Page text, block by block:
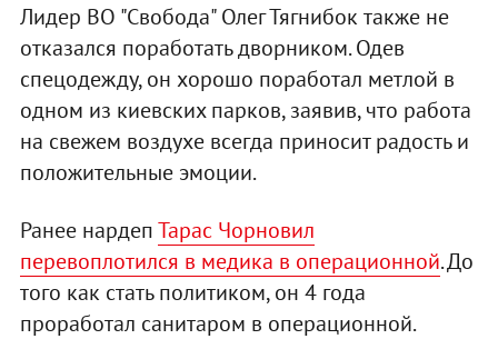
Лидер ВО "Свобода" Олег Тягнибок также не
отказался поработать дворником. Одев
спецодежду, он хорошо поработал метлой в
одном из киевских парков, заявив, что работа
на свежем воздухе всегда приносит радость и
положительные эмоции.
Ранее нардепТарас Чорновил
перевоплотился в медика в операционной.До
того как стать политиком, он 4 года
проработал санитаром в операционной.